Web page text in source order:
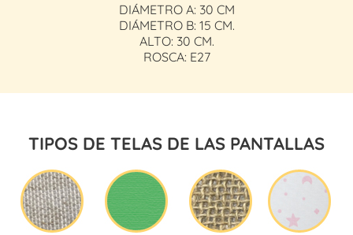
DIÁMETRO A: 30 CM
DIÁMETRO B: 15 CM.
ALTO: 30 CM.
ROSCA: E27
TIPOS DE TELAS DE LAS PANTALLAS